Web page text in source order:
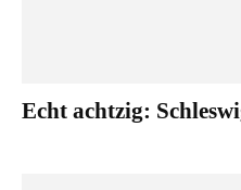
Echt achtzig: